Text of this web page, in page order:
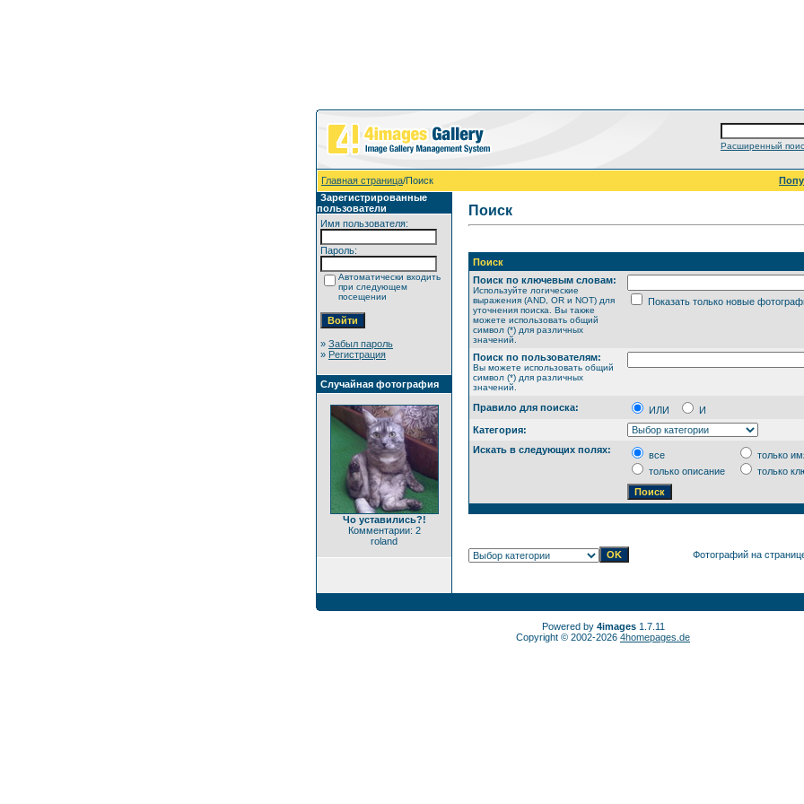
Расширенный
Главная страница/Поиск
Зарегистрированные
пользователи
Имя пользователя:
Пароль:
Автоматически входить
при следующем
посещении
» Забыл пароль
» Регистрация
Случайная фотография
Чо уставились?!
Комментарии: 2
roland
Поиск
Поиск
Поиск по ключевым словам:
Используйте логические
выражения (AND, OR и NOT) для
уточнения поиска. Вы также
можете использовать общий
символ (*) для различных
значений.
Показать только новые
Поиск по пользователям:
Вы можете использовать общий
символ (*) для различных
значений.
Правило для поиска: ИЛИ
И
Категория:
Искать в следующих полях:
все
только
только описание
только
Фотографий на
Powered by 4images1.7.11
Copyright © 2002-2026 4homepages.de